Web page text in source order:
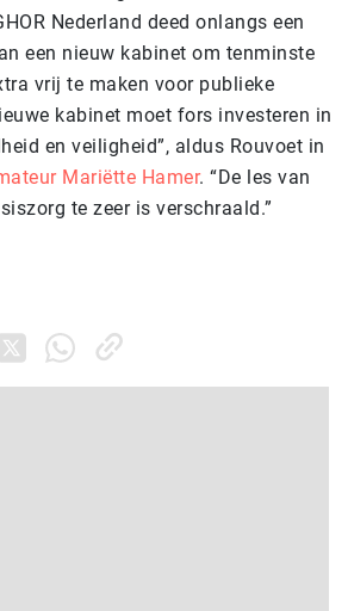
Nederland deed onlangs een
een nieuw kabinet om tenminste
vrij te maken voor publieke
kabinet moet fors investeren in
en veiligheid”, aldus Rouvoet in
Mariëtte Hamer. “De les van
te zeer is verschraald.”